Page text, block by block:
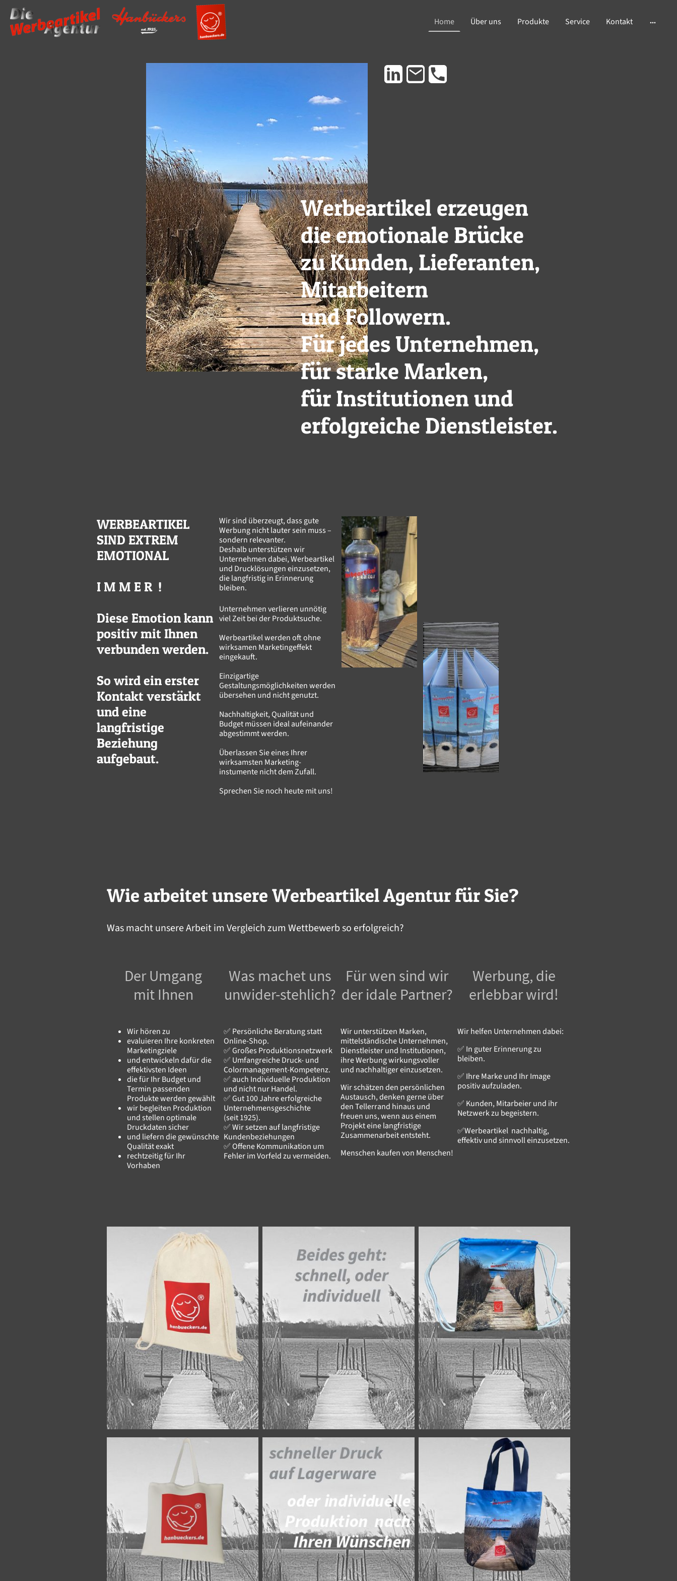
Home Über uns Produkte Service Kontakt
Werbeartikel erzeugen
die emotionale Brücke
zu Kunden, Lieferanten,
Mitarbeitern
und Followern.
Für jedes Unternehmen,
für starke Marken,
für Institutionen und
erfolgreiche Dienstleister.
WERBEARTIKEL
SIND EXTREM
EMOTIONAL
I M M E R !
Diese Emotion kann
positiv mit Ihnen
verbunden werden.
So wird ein erster
Kontakt verstärkt
und eine
langfristige
Beziehung
aufgebaut.
Wir sind überzeugt, dass gute
Werbung nicht lauter sein muss –
sondern relevanter.
Deshalb unterstützen wir
Unternehmen dabei, Werbeartikel
und Drucklösungen einzusetzen,
die langfristig in Erinnerung
bleiben.
Unternehmen verlieren unnötig
viel Zeit bei der Produktsuche.
Werbeartikel werden oft ohne
wirksamen Marketingeffekt
eingekauft.
Einzigartige
Gestaltungsmöglichkeiten werden
übersehen und nicht genutzt.
Nachhaltigkeit, Qualität und
Budget müssen ideal aufeinander
abgestimmt werden.
Überlassen Sie eines Ihrer
wirksamsten Marketing-
instumente nicht dem Zufall.
Sprechen Sie noch heute mit uns!
Wie arbeitet unsere Werbeartikel Agentur für Sie?
Was macht unsere Arbeit im Vergleich zum Wettbewerb so erfolgreich?
Der Umgang
mit Ihnen
Wir hören zu
evaluieren Ihre konkreten
Marketingziele
und entwickeln dafür die
effektivsten Ideen
die für Ihr Budget und
Termin passenden
Produkte werden gewählt
wir begleiten Produktion
und stellen optimale
Druckdaten sicher
und liefern die gewünschte
Qualität exakt
rechtzeitig für Ihr
Vorhaben
Was machet uns
unwider-stehlich?
✅ Persönliche Beratung statt
Online-Shop.
✅ Großes Produktionsnetzwerk
✅ Umfangreiche Druck- und
Colormanagement-Kompetenz.
✅ auch Individuelle Produktion
und nicht nur Handel.
✅ Gut 100 Jahre erfolgreiche
Unternehmensgeschichte
(seit 1925).
✅ Wir setzen auf langfristige
Kundenbeziehungen
✅ Offene Kommunikation um
Fehler im Vorfeld zu vermeiden.
Für wen sind wir
der idale Partner?
Wir unterstützen Marken,
mittelständische Unternehmen,
Dienstleister und Institutionen,
ihre Werbung wirkungsvoller
und nachhaltiger einzusetzen.
Wir schätzen den persönlichen
Austausch, denken gerne über
den Tellerrand hinaus und
freuen uns, wenn aus einem
Projekt eine langfristige
Zusammenarbeit entsteht.
Menschen kaufen von Menschen!
Werbung, die
erlebbar wird!
Wir helfen Unternehmen dabei:
✅ In guter Erinnerung zu
bleiben.
✅ Ihre Marke und Ihr Image
positiv aufzuladen.
✅ Kunden, Mitarbeier und ihr
Netzwerk zu begeistern.
✅Werbeartikel nachhaltig,
effektiv und sinnvoll einzusetzen.